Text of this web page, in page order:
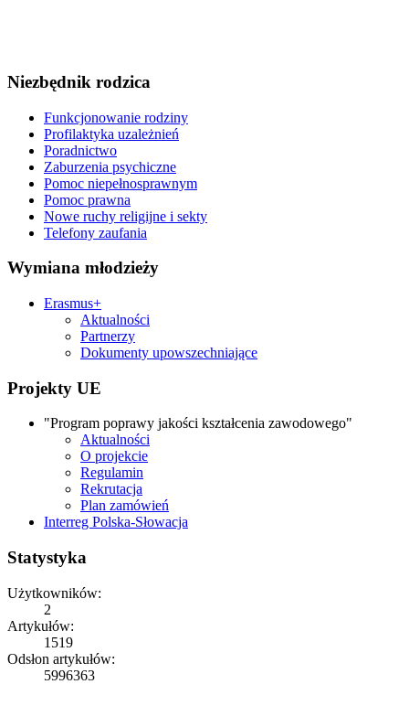
Niezbędnik rodzica
Funkcjonowanie rodziny
Profilaktyka uzależnień
Poradnictwo
Zaburzenia psychiczne
Pomoc niepełnosprawnym
Pomoc prawna
Nowe ruchy religijne i sekty
Telefony zaufania
Wymiana młodzieży
Erasmus+
Aktualności
Partnerzy
Dokumenty upowszechniające
Projekty UE
"Program poprawy jakości kształcenia zawodowego"
Aktualności
O projekcie
Regulamin
Rekrutacja
Plan zamówień
Interreg Polska-Słowacja
Statystyka
Użytkowników:
2
Artykułów:
1519
Odsłon artykułów:
5996363